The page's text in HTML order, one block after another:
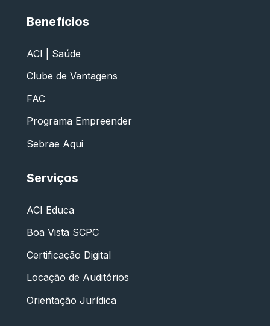
Benefícios
ACI | Saúde
Clube de Vantagens
FAC
Programa Empreender
Sebrae Aqui
Serviços
ACI Educa
Boa Vista SCPC
Certificação Digital
Locação de Auditórios
Orientação Jurídica